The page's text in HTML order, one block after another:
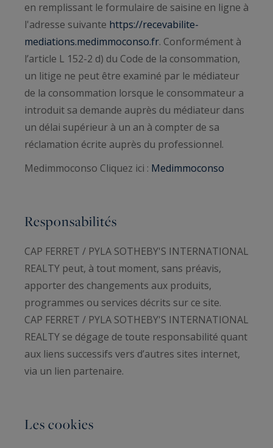
en remplissant le formulaire de saisine en ligne à
l'adresse suivante https://recevabilite-
mediations.medimmoconso.fr. Conformément à
l’article L 152-2 d) du Code de la consommation,
un litige ne peut être examiné par le médiateur
de la consommation lorsque le consommateur a
introduit sa demande auprès du médiateur dans
un délai supérieur à un an à compter de sa
réclamation écrite auprès du professionnel.
Medimmoconso Cliquez ici : Medimmoconso
Responsabilités
CAP FERRET / PYLA SOTHEBY'S INTERNATIONAL
REALTY peut, à tout moment, sans préavis,
apporter des changements aux produits,
programmes ou services décrits sur ce site.
CAP FERRET / PYLA SOTHEBY'S INTERNATIONAL
REALTY se dégage de toute responsabilité quant
aux liens successifs vers d’autres sites internet,
via un lien partenaire.
Les cookies